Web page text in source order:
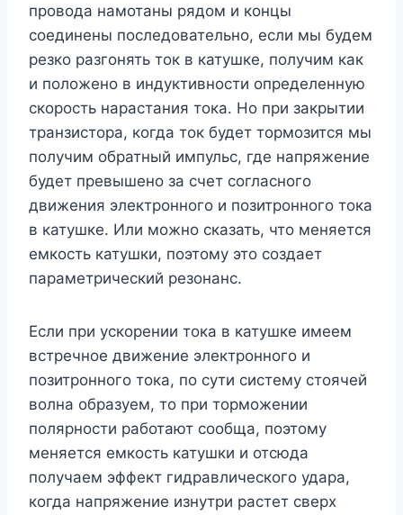
провода намотаны рядом и концы
соединены последовательно, если мы будем
резко разгонять ток в катушке, получим как
и положено в индуктивности определенную
скорость нарастания тока. Но при закрытии
транзистора, когда ток будет тормозится мы
получим обратный импульс, где напряжение
будет превышено за счет согласного
движения электронного и позитронного тока
в катушке. Или можно сказать, что меняется
емкость катушки, поэтому это создает
параметрический резонанс.
Если при ускорении тока в катушке имеем
встречное движение электронного и
позитронного тока, по сути систему стоячей
волна образуем, то при торможении
полярности работают сообща, поэтому
меняется емкость катушки и отсюда
получаем эффект гидравлического удара,
когда напряжение изнутри растет сверх